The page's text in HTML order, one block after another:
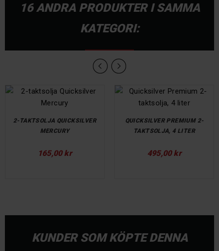
16 ANDRA PRODUKTER I SAMMA
KATEGORI:
2-TAKTSOLJA QUICKSILVER
MERCURY
Pris
165,00 kr
QUICKSILVER PREMIUM 2-
TAKTSOLJA, 4 LITER
Pris
495,00 kr
KUNDER SOM KÖPTE DENNA